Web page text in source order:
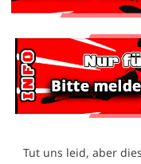
Tut uns leid, aber